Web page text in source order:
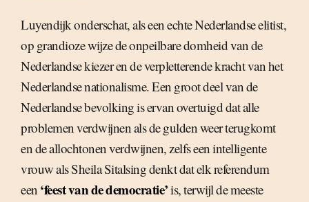
Luyendijk onderschat, als een echte Nederlandse elitist,
op grandioze wijze de onpeilbare domheid van de
Nederlandse kiezer en de verpletterende kracht van het
Nederlandse nationalisme. Een groot deel van de
Nederlandse bevolking is ervan overtuigd dat alle
problemen verdwijnen als de gulden weer terugkomt
en de allochtonen verdwijnen, zelfs een intelligente
vrouw als Sheila Sitalsing denkt dat elk referendum
een ‘feest van de democratie’is, terwijl de meeste